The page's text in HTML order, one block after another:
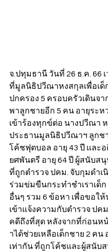
จ.ปทุมธานี วันที่ 26 ธ.ค. 66 เ
ที่มูลนิธิปวีณาหงสกุลเพื่อเด็
ปกครอง 5 ครอบครัวเดินจา
พาลูกชายอีก 5 คน อายุระหว่
เข้าร้องทุกข์ต่อ นางปวีณา
ประธานมูลนิธิปวีณาฯ ลูกชา
โค้ชฟุตบอล อายุ 43 ปี และ
ยศพันตรี อายุ 64 ปี ผู้สนับส
ที่ถูกตำรวจ ปคม. จับกุมดำเ
ร่วมข่มขืนกระทำชำเราเด็
อื่นๆ รวม 6 ข้อหา เพื่อขอใ
เข้าแจ้งความกับตำรวจ ปค
คดีถึงที่สุด หลังจากที่ก่อนห
าได้ช่วยเหลือเด็กชาย 2 คน
เท่ากัน ที่ถูกโค้ชและผู้สนับ